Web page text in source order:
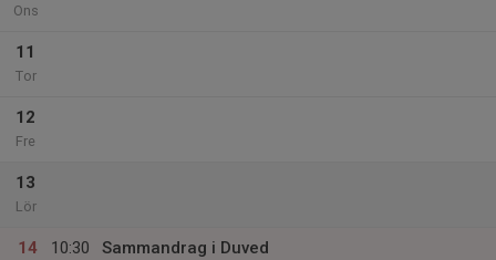
Ons
11
Tor
12
Fre
13
Lör
14
10:30
Sammandrag i Duved